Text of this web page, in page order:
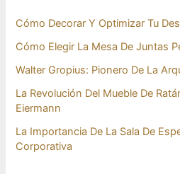
Cómo Decorar Y Optimizar Tu
Cómo Elegir La Mesa De Juntas
Walter Gropius: Pionero De La
La Revolución Del Mueble De
Eiermann
La Importancia De La Sala De
Corporativa